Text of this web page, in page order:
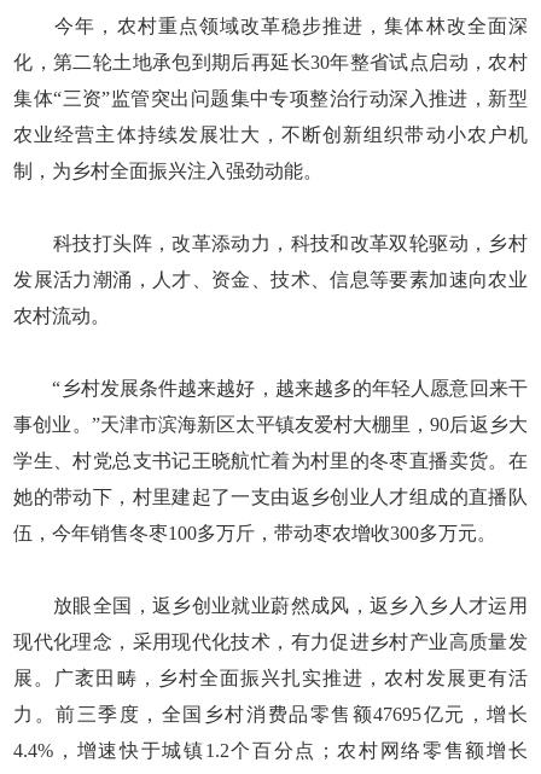
今年，农村重点领域改革稳步推进，集体林改全面深
化，第二轮土地承包到期后再延长30年整省试点启动，农村
集体“三资”监管突出问题集中专项整治行动深入推进，新型
农业经营主体持续发展壮大，不断创新组织带动小农户机
制，为乡村全面振兴注入强劲动能。
科技打头阵，改革添动力，科技和改革双轮驱动，乡村
发展活力潮涌，人才、资金、技术、信息等要素加速向农业
农村流动。
“乡村发展条件越来越好，越来越多的年轻人愿意回来干
事创业。”天津市滨海新区太平镇友爱村大棚里，90后返乡大
学生、村党总支书记王晓航忙着为村里的冬枣直播卖货。在
她的带动下，村里建起了一支由返乡创业人才组成的直播队
伍，今年销售冬枣100多万斤，带动枣农增收300多万元。
放眼全国，返乡创业就业蔚然成风，返乡入乡人才运用
现代化理念，采用现代化技术，有力促进乡村产业高质量发
展。广袤田畴，乡村全面振兴扎实推进，农村发展更有活
力。前三季度，全国乡村消费品零售额47695亿元，增长
4.4%，增速快于城镇1.2个百分点；农村网络零售额增长